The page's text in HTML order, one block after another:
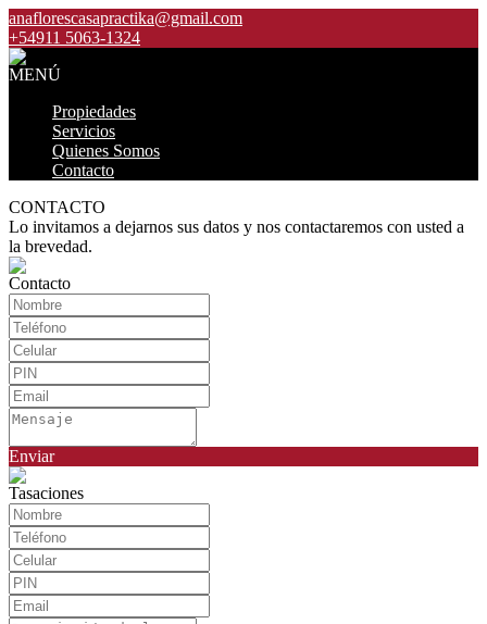
anaflorescasapractika@gmail.com
+54911 5063-1324
MENÚ
Propiedades
Servicios
Quienes Somos
Contacto
CONTACTO
Lo invitamos a dejarnos sus datos y nos contactaremos con usted a
la brevedad.
Contacto
Enviar
Tasaciones